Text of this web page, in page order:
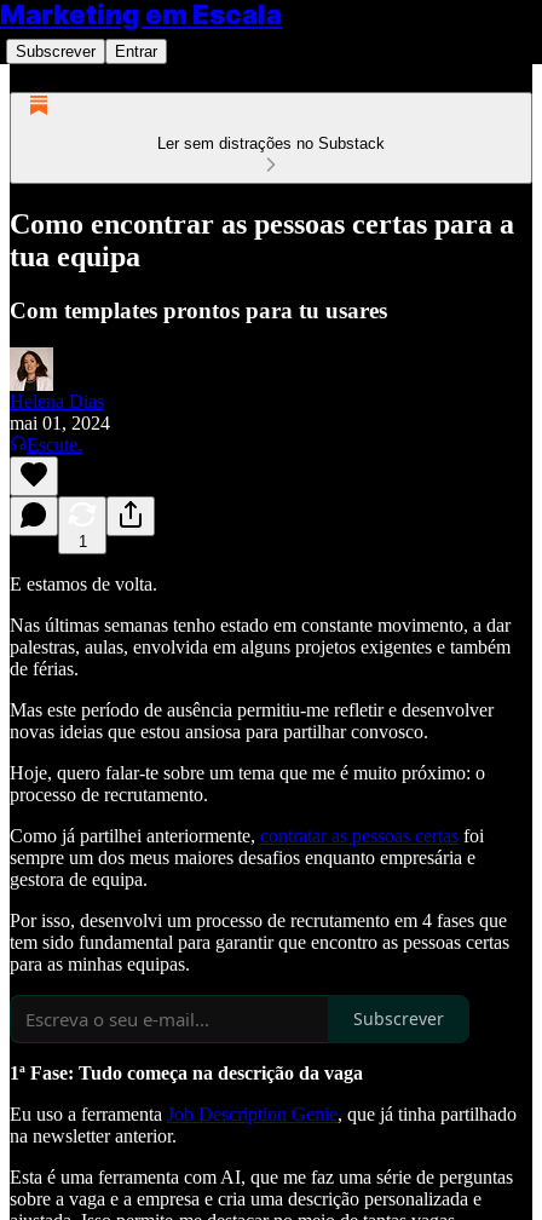
Marketing em Escala
Subscrever Entrar
Ler sem distrações no Substack
Como encontrar as pessoas certas para a
tua equipa
Com templates prontos para tu usares
Helena Dias
mai 01, 2024
Escute.
1
E estamos de volta.
Nas últimas semanas tenho estado em constante movimento, a dar
palestras, aulas, envolvida em alguns projetos exigentes e também
de férias.
Mas este período de ausência permitiu-me refletir e desenvolver
novas ideias que estou ansiosa para partilhar convosco.
Hoje, quero falar-te sobre um tema que me é muito próximo: o
processo de recrutamento.
Como já partilhei anteriormente, contratar as pessoas certas foi
sempre um dos meus maiores desafios enquanto empresária e
gestora de equipa.
Por isso, desenvolvi um processo de recrutamento em 4 fases que
tem sido fundamental para garantir que encontro as pessoas certas
para as minhas equipas.
Subscrever
1ª Fase: Tudo começa na descrição da vaga
Eu uso a ferramenta Job Description Genie, que já tinha partilhado
na newsletter anterior.
Esta é uma ferramenta com AI, que me faz uma série de perguntas
sobre a vaga e a empresa e cria uma descrição personalizada e